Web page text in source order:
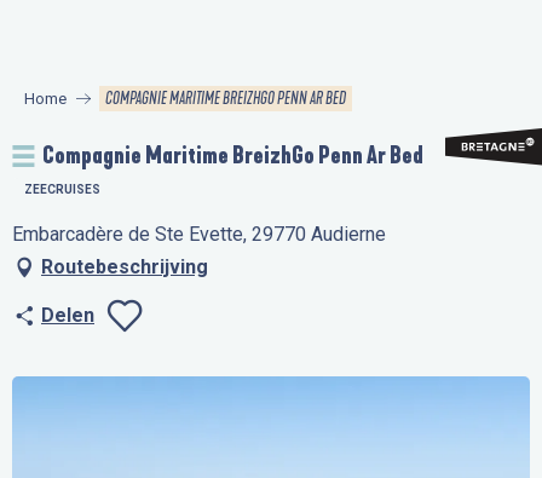
principal
Home COMPAGNIE MARITIME BREIZHGO PENN AR BED
Compagnie Maritime BreizhGo Penn Ar Bed
ZEECRUISES
Embarcadère de Ste Evette, 29770 Audierne
Routebeschrijving
Delen